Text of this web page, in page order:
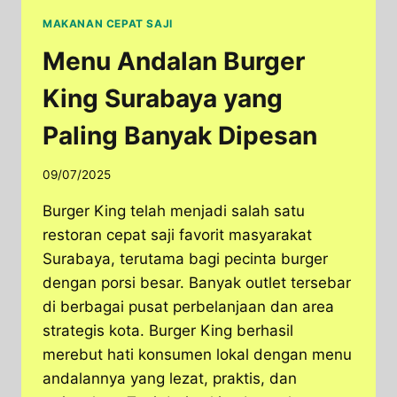
MAKANAN CEPAT SAJI
Menu Andalan Burger
King Surabaya yang
Paling Banyak Dipesan
09/07/2025
Burger King telah menjadi salah satu
restoran cepat saji favorit masyarakat
Surabaya, terutama bagi pecinta burger
dengan porsi besar. Banyak outlet tersebar
di berbagai pusat perbelanjaan dan area
strategis kota. Burger King berhasil
merebut hati konsumen lokal dengan menu
andalannya yang lezat, praktis, dan